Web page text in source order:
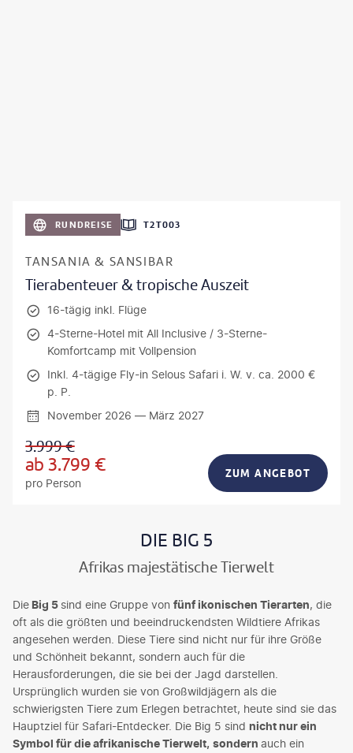
RUNDREISE T2T003
TANSANIA & SANSIBAR
Tierabenteuer & tropische Auszeit
16-tägig inkl. Flüge
4-Sterne-Hotel mit All Inclusive / 3-Sterne-
Komfortcamp mit Vollpension
Inkl. 4-tägige Fly-in Selous Safari i. W. v. ca. 2000 €
p. P.
November 2026 — März 2027
3.999€
ab3.799 €
pro Person
ZUM ANGEBOT
DIE BIG 5
Afrikas majestätische Tierwelt
Die Big 5 sind eine Gruppe von fünf ikonischen Tierarten, die
oft als die größten und beeindruckendsten Wildtiere Afrikas
angesehen werden. Diese Tiere sind nicht nur für ihre Größe
und Schönheit bekannt, sondern auch für die
Herausforderungen, die sie bei der Jagd darstellen.
Ursprünglich wurden sie von Großwildjägern als die
schwierigsten Tiere zum Erlegen betrachtet, heute sind sie das
Hauptziel für Safari-Entdecker. Die Big 5 sind nicht nur ein
Symbol für die afrikanische Tierwelt, sondern auch ein